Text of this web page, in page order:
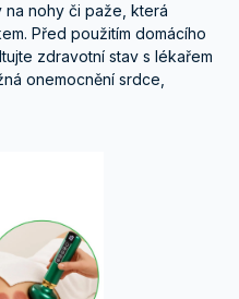
na nohy či paže, která
Před použitím domácího
zdravotní stav s lékařem
onemocnění srdce,